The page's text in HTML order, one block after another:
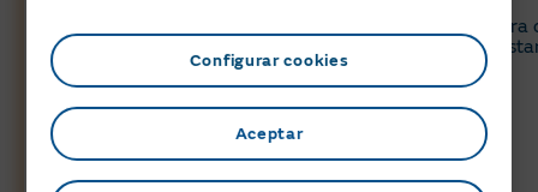
Configurar cookies
Aceptar